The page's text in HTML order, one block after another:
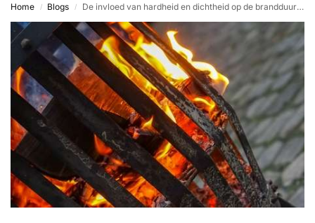
Home / Blogs / De invloed van hardheid en dichtheid op de brandduur van hout